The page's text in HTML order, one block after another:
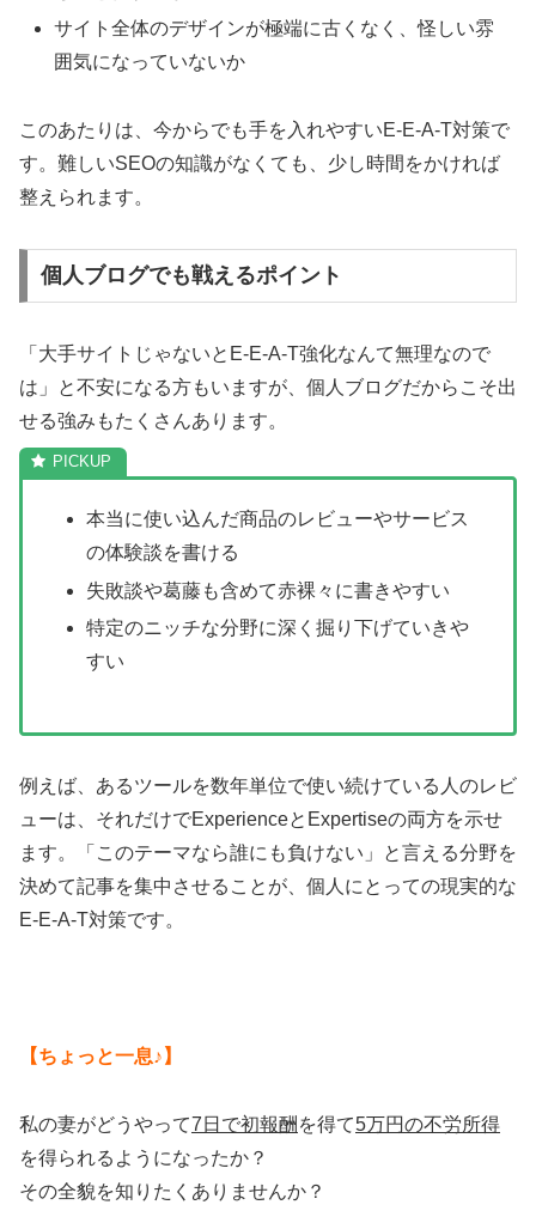
サイト全体のデザインが極端に古くなく、怪しい雰
囲気になっていないか
このあたりは、今からでも手を入れやすいE-E-A-T対策で
す。難しいSEOの知識がなくても、少し時間をかければ
整えられます。
個人ブログでも戦えるポイント
「大手サイトじゃないとE-E-A-T強化なんて無理なので
は」と不安になる方もいますが、個人ブログだからこそ出
せる強みもたくさんあります。
本当に使い込んだ商品のレビューやサービス
の体験談を書ける
失敗談や葛藤も含めて赤裸々に書きやすい
特定のニッチな分野に深く掘り下げていきや
すい
例えば、あるツールを数年単位で使い続けている人のレビ
ューは、それだけでExperienceとExpertiseの両方を示せ
ます。「このテーマなら誰にも負けない」と言える分野を
決めて記事を集中させることが、個人にとっての現実的な
E-E-A-T対策です。
【ちょっと一息♪】
私の妻がどうやって7日で初報酬 を得て5万円の不労所得
を得られるようになったか？
その全貌を知りたくありませんか？